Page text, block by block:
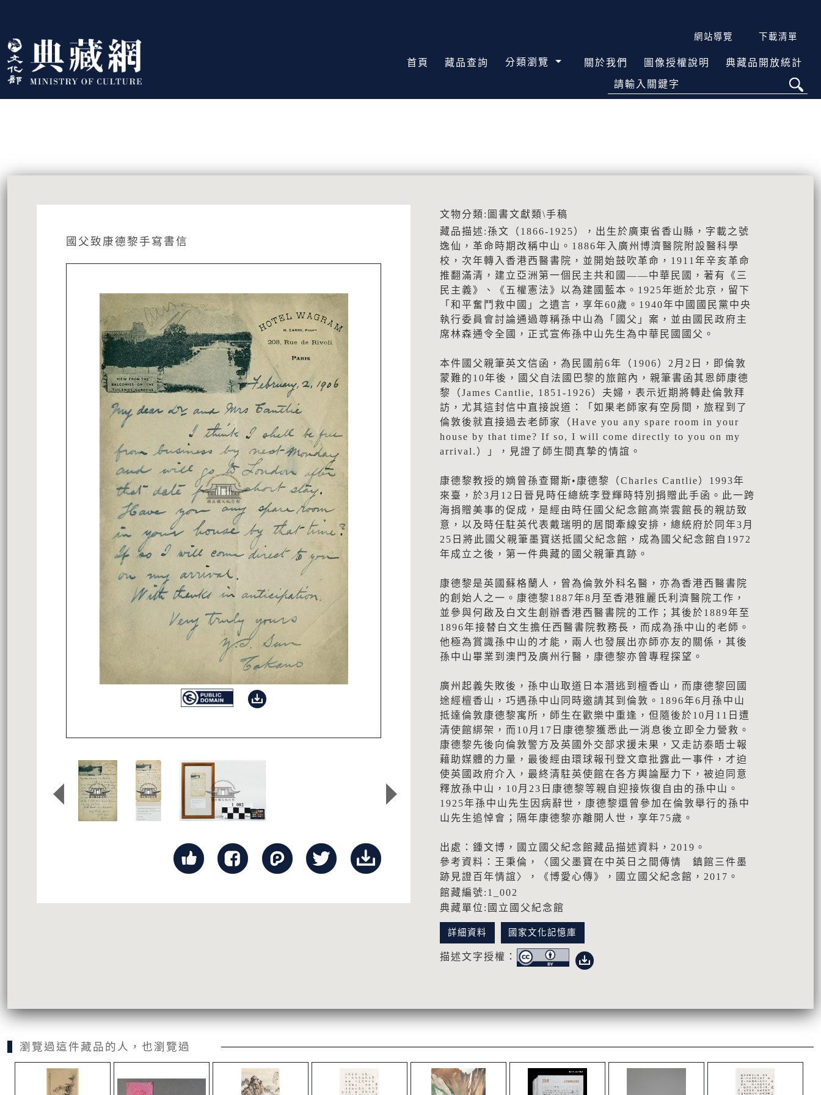
:::
網站導覽 下載清單
首頁 藏品查詢 分類瀏覽 關於我們 圖像授權說明 典藏品開放統計
請輸入關鍵字
國父致康德黎手寫書信
文物分類:圖書文獻類\手稿
藏品描述:孫文（1866-1925），出生於廣東省香山縣，字載之號
逸仙，革命時期改稱中山。1886年入廣州博濟醫院附設醫科學
校，次年轉入香港西醫書院，並開始鼓吹革命，1911年辛亥革命
推翻滿清，建立亞洲第一個民主共和國——中華民國，著有《三
民主義》、《五權憲法》以為建國藍本。1925年逝於北京，留下
「和平奮鬥救中國」之遺言，享年60歲。1940年中國國民黨中央
執行委員會討論通過尊稱孫中山為「國父」案，並由國民政府主
席林森通令全國，正式宣佈孫中山先生為中華民國國父。
本件國父親筆英文信函，為民國前6年（1906）2月2日，即倫敦
蒙難的10年後，國父自法國巴黎的旅館內，親筆書函其恩師康德
黎（James Cantlie, 1851-1926）夫婦，表示近期將轉赴倫敦拜
訪，尤其這封信中直接說道：「如果老師家有空房間，旅程到了
倫敦後就直接過去老師家（Have you any spare room in your
house by that time? If so, I will come directly to you on my
arrival.）」，見證了師生間真摯的情誼。
康德黎教授的嫡曾孫查爾斯•康德黎（Charles Cantlie）1993年
來臺，於3月12日晉見時任總統李登輝時特別捐贈此手函。此一跨
海捐贈美事的促成，是經由時任國父紀念館高崇雲館長的親訪致
意，以及時任駐英代表戴瑞明的居間牽線安排，總統府於同年3月
25日將此國父親筆墨寶送抵國父紀念館，成為國父紀念館自1972
年成立之後，第一件典藏的國父親筆真跡。
康德黎是英國蘇格蘭人，曾為倫敦外科名醫，亦為香港西醫書院
的創始人之一。康德黎1887年8月至香港雅麗氏利濟醫院工作，
並參與何啟及白文生創辦香港西醫書院的工作；其後於1889年至
1896年接替白文生擔任西醫書院教務長，而成為孫中山的老師。
他極為賞識孫中山的才能，兩人也發展出亦師亦友的關係，其後
孫中山畢業到澳門及廣州行醫，康德黎亦曾專程探望。
廣州起義失敗後，孫中山取道日本潛逃到檀香山，而康德黎回國
途經檀香山，巧遇孫中山同時邀請其到倫敦。1896年6月孫中山
抵達倫敦康德黎寓所，師生在歡樂中重逢，但隨後於10月11日遭
清使館綁架，而10月17日康德黎獲悉此一消息後立即全力營救。
康德黎先後向倫敦警方及英國外交部求援未果，又走訪泰晤士報
藉助媒體的力量，最後經由環球報刊登文章批露此一事件，才迫
使英國政府介入，最終清駐英使館在各方輿論壓力下，被迫同意
釋放孫中山，10月23日康德黎等親自迎接恢復自由的孫中山。
1925年孫中山先生因病辭世，康德黎還曾參加在倫敦舉行的孫中
山先生追悼會；隔年康德黎亦離開人世，享年75歲。
出處：鍾文博，國立國父紀念館藏品描述資料，2019。
參考資料：王秉倫，〈國父墨寶在中英日之間傳情 鎮館三件墨
跡見證百年情誼〉，《博愛心傳》，國立國父紀念館，2017。
館藏編號:1_002
典藏單位:國立國父紀念館
詳細資料 國家文化記憶庫
描述文字授權：
瀏覽過這件藏品的人，也瀏覽過